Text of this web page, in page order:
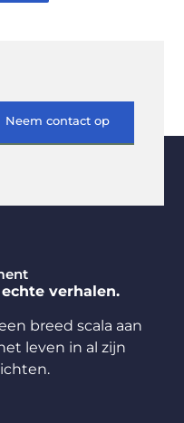
Neem contact op
verhalen.
breed scala aan
leven in al zijn